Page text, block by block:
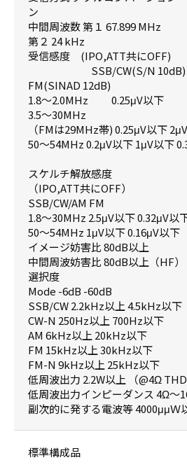
ン
中間周波数 第１ 67.899 MHz
第２ 24 kHz
受信感度 (IPO,ATT共にOFF)
SSB/CW(S/N 10dB)
FM(SINAD 12dB)
1.8～2.0MHz 0.25μV
3.5～30MHz
（FMは29MHz帯) 0.25μV以下
50～54MHz 0.2μV以下 1μV以下
スケルチ解放感度
（IPO,ATT共にOFF）
SSB/CW/AM FM
1.8～30MHz 2.5μV以下 0.32μV以
50～54MHz 1μV以下 0.16μV以下
イメージ妨害比 80dB以上
中間周波妨害比 80dB以上（HF）
選択度
Mode -6dB -60dB
SSB/CW 2.2kHz以上 4.5kHz以下
CW-N 250Hz以上 700Hz以下
AM 6kHz以上 20kHz以下
FM 15kHz以上 30kHz以下
FM-N 9kHz以上 25kHz以下
低周波出力 2.2W以上 （@4Ω
低周波出力インピーダンス 4Ω～
副次的に発する電波等 4000μμＷ
標準構成品